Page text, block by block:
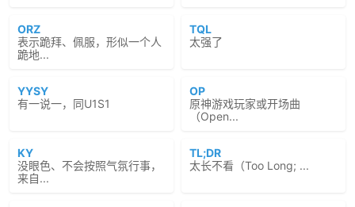
ORZ
表示跪拜、佩服，形似一个人
跪地...
TQL
太强了
YYSY
有一说一，同U1S1
OP
原神游戏玩家或开场曲
（Open...
KY
没眼色、不会按照气氛行事，
来自...
TL;DR
太长不看（Too Long; ...